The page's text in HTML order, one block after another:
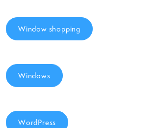
Window shopping
Windows
WordPress